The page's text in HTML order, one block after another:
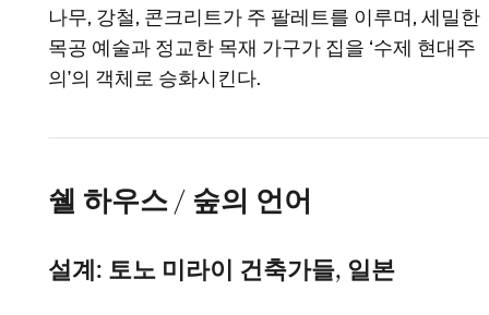
나무, 강철, 콘크리트가 주 팔레트를 이루며, 세밀한
목공 예술과 정교한 목재 가구가 집을 ‘수제 현대주
의’의 객체로 승화시킨다.
쉘 하우스 / 숲의 언어
설계: 토노 미라이 건축가들, 일본